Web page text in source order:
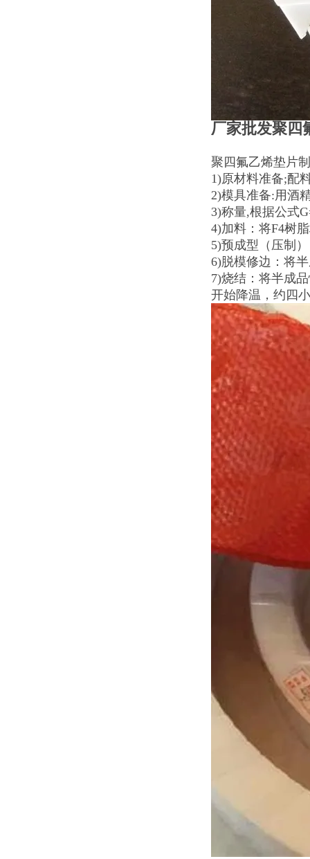
厂家批发聚四
聚四氟乙烯垫片
1)原材料准备;配
2)模具准备:用酒
3)称量,根据公式
4)加料：将F4树
5)预成型（压制
6)脱模修边：将
7)烧结：将半成
开始降温，约四